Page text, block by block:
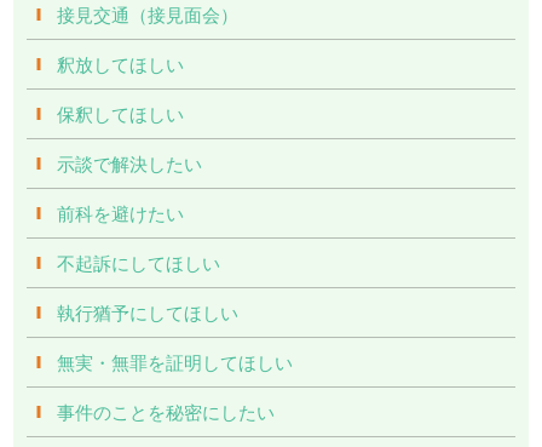
接見交通（接見面会）
釈放してほしい
保釈してほしい
示談で解決したい
前科を避けたい
不起訴にしてほしい
執行猶予にしてほしい
無実・無罪を証明してほしい
事件のことを秘密にしたい